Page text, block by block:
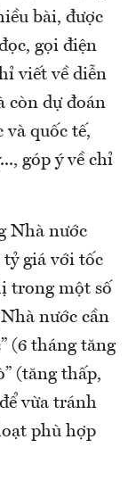
bài, được
gọi điện
viết về diễn
còn dự đoán
và quốc tế,
góp ý về chỉ
Nhà nước
giá với tốc
trong một số
nước cần
(6 tháng tăng
(tăng thấp,
vừa tránh
phù hợp